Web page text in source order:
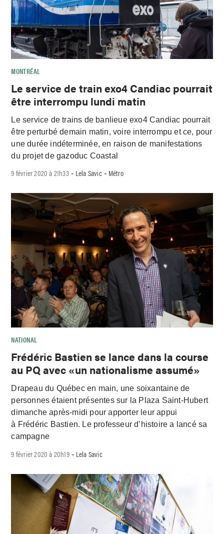
MONTRÉAL
Le service de train exo4 Candiac pourrait
être interrompu lundi matin
Le service de trains de banlieue exo4 Candiac pourrait
être perturbé demain matin, voire interrompu et ce, pour
une durée indéterminée, en raison de manifestations
du projet de gazoduc Coastal
9 février 2020 à 21h33- Lela Savic- Métro
NATIONAL
Frédéric Bastien se lance dans la course
au PQ avec «un nationalisme assumé»
Drapeau du Québec en main, une soixantaine de
personnes étaient présentes sur la Plaza Saint-Hubert
dimanche après-midi pour apporter leur appui
à Frédéric Bastien. Le professeur d’histoire a lancé sa
campagne
9 février 2020 à 20h19- Lela Savic